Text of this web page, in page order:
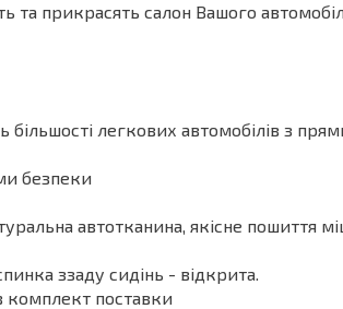
та прикрасять салон Вашого
більшості легкових автомобілів з
безпеки
автотканина, якісне пошиття
ззаду сидінь - відкрита.
комплект поставки